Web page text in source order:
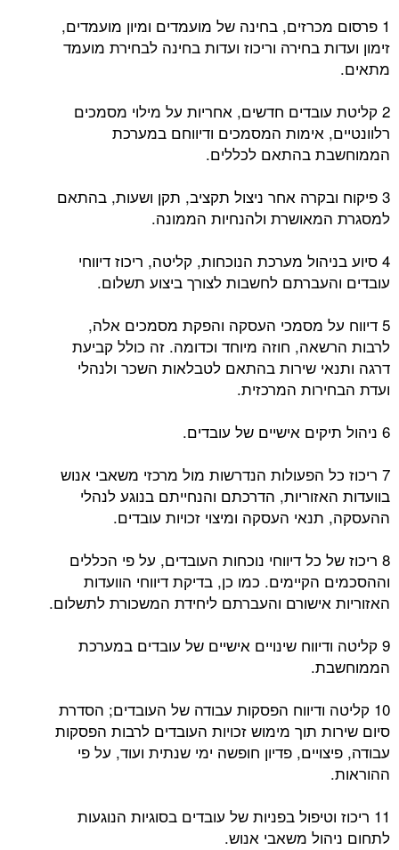
1 פרסום מכרזים, בחינה של מועמדים ומיון מועמדים,
זימון ועדות בחירה וריכוז ועדות בחינה לבחירת מועמד
מתאים.
2 קליטת עובדים חדשים, אחריות על מילוי מסמכים
רלוונטיים, אימות המסמכים ודיווחם במערכת
הממוחשבת בהתאם לכללים.
3 פיקוח ובקרה אחר ניצול תקציב, תקן ושעות, בהתאם
למסגרת המאושרת ולהנחיות הממונה.
4 סיוע בניהול מערכת הנוכחות, קליטה, ריכוז דיווחי
עובדים והעברתם לחשבות לצורך ביצוע תשלום.
5 דיווח על מסמכי העסקה והפקת מסמכים אלה,
לרבות הרשאה, חוזה מיוחד וכדומה. זה כולל קביעת
דרגה ותנאי שירות בהתאם לטבלאות השכר ולנהלי
ועדת הבחירות המרכזית.
6 ניהול תיקים אישיים של עובדים.
7 ריכוז כל הפעולות הנדרשות מול מרכזי משאבי אנוש
בוועדות האזוריות, הדרכתם והנחייתם בנוגע לנהלי
ההעסקה, תנאי העסקה ומיצוי זכויות עובדים.
8 ריכוז של כל דיווחי נוכחות העובדים, על פי הכללים
וההסכמים הקיימים. כמו כן, בדיקת דיווחי הוועדות
האזוריות אישורם והעברתם ליחידת המשכורת לתשלום.
9 קליטה ודיווח שינויים אישיים של עובדים במערכת
הממוחשבת.
10 קליטה ודיווח הפסקות עבודה של העובדים; הסדרת
סיום שירות תוך מימוש זכויות העובדים לרבות הפסקות
עבודה, פיצויים, פדיון חופשה ימי שנתית ועוד, על פי
ההוראות.
11 ריכוז וטיפול בפניות של עובדים בסוגיות הנוגעות
לתחום ניהול משאבי אנוש.